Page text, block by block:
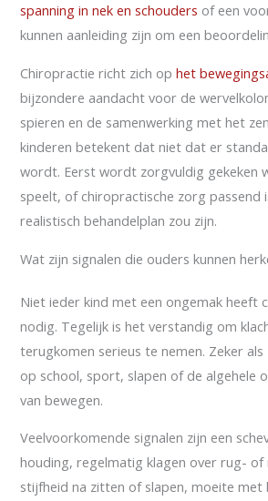
spanning in nek en schouders of een
kunnen aanleiding zijn om een
Chiropractie richt zich ophet
bijzondere aandacht voor de
spieren en de samenwerking met het
kinderen betekent dat niet dat er
wordt. Eerst wordt zorgvuldig gekeken
speelt, of chiropractische zorg passend
realistisch behandelplan zou zijn.
Wat zijn signalen die ouders kunnen
Niet ieder kind met een ongemak heeft
nodig. Tegelijk is het verstandig om
terugkomen serieus te nemen. Zeker als
op school, sport, slapen of de algehele
van bewegen.
Veelvoorkomende signalen zijn een
houding, regelmatig klagen over rug- of
stijfheid na zitten of slapen, moeite met